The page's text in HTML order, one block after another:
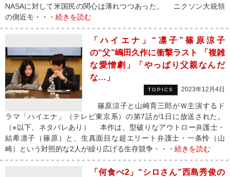
NASAに対して米国民の関心は薄れつつあった。 ニクソン大統領
の側近モ・・・ 続きを読む
「ハイエナ」“凛子”篠原涼子
の“父”嶋田久作に衝撃ラスト 「複雑
な愛憎劇」「やっぱり父親なんだ
な…」
TOPICS 2023年12月4日
篠原涼子と山崎育三郎がＷ主演するド
ラマ「ハイエナ」（テレビ東京系）の第7話が1日に放送された。
（※以下、ネタバレあり） 本作は、型破りなアウトロー弁護士・
結希凛子（篠原）と、生真面目な超エリート弁護士・一条怜（山
崎）という対照的な2人が繰り広げる生存競争・・・ 続きを読む
「何食べ2」“シロさん”西島秀俊の